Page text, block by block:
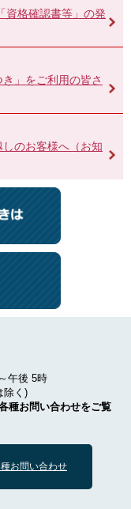
資格確認書等」の発
」をご利用の皆さ
しのお客様へ（お知
午後 5時
除く)
種お問い合わせをご覧
お問い合わせ